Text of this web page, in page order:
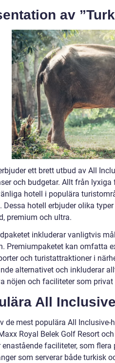
av
ett brett utbud av All
och budgetar. Allt från lyxiga
hotell i populära
Dessa hotell erbjuder olika
premium och ultra.
inkluderar vanligtvis
Premiumpaketet kan omfatta
och turistattraktioner i
alternativet och inkluderar
nöjen och faciliteter som
All
de mest populära All
Royal Belek Golf Resort
enastående faciliteter, som flera
som serverar både turkisk